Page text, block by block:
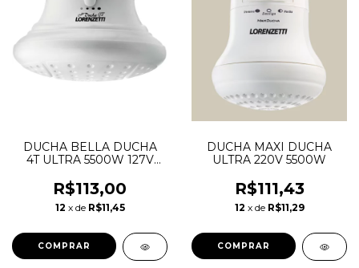
DUCHA BELLA DUCHA
4T ULTRA 5500W 127V
R$113,00
12 x de R$11,45
DUCHA MAXI DUCHA
ULTRA 220V 5500W
R$111,43
12 x de R$11,29